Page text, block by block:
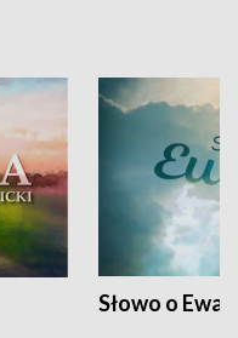
Słowo o